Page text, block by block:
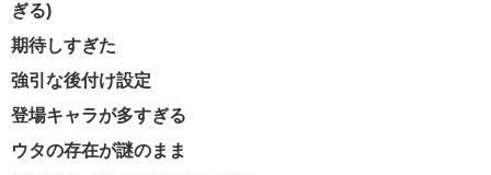
ぎる)
期待しすぎた
強引な後付け設定
登場キャラが多すぎる
ウタの存在が謎のまま